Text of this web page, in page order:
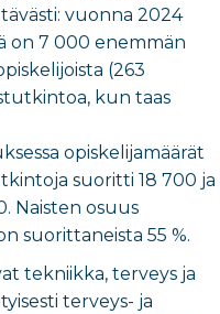
vuonna 2024
on 7 000 enemmän
(263
kun taas
opiskelijamäärät
suoritti 18 700 ja
Naisten osuus
suorittaneista 55 %.
tekniikka, terveys ja
terveys- ja